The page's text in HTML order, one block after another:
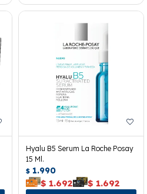
Hyalu B5 Serum La Roche Posay
15 Ml.
$ 1.990
$ 1.692 $ 1.692